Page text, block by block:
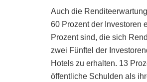
Auch die
60 Prozent der Investoren
Prozent sind, die sich
zwei Fünftel der
Hotels zu erhalten. 13
öffentliche Schulden als